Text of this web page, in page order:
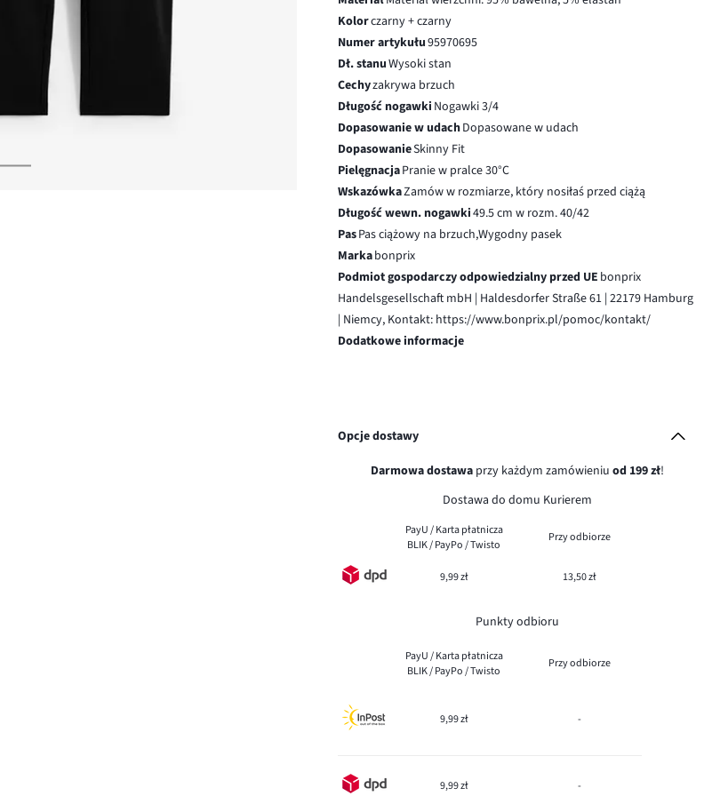
Kolorczarny + czarny
Numer artykułu95970695
Dł. stanuWysoki stan
Cechyzakrywa brzuch
Długość nogawki Nogawki 3/4
Dopasowanie w udachDopasowane w udach
DopasowanieSkinny Fit
PielęgnacjaPranie w pralce 30°C
WskazówkaZamów w rozmiarze, który nosiłaś przed ciążą
Długość wewn. nogawki49.5 cm w rozm. 40/42
PasPas ciążowy na brzuch,Wygodny pasek
Markabonprix
Podmiot gospodarczy odpowiedzialny przed UE bonprix
Handelsgesellschaft mbH | Haldesdorfer Straße 61 | 22179 Hamburg
| Niemcy, Kontakt: https://www.bonprix.pl/pomoc/kontakt/
Dodatkowe informacje
Opcje dostawy
Darmowa dostawaprzy każdym zamówieniu od 199 zł!
Dostawa do domu Kurierem
PayU / Karta płatnicza
BLIK / PayPo / Twisto
Przy odbiorze
9,99 zł 13,50 zł
Punkty odbioru
PayU / Karta płatnicza
BLIK / PayPo / Twisto
Przy odbiorze
9,99 zł -
9,99 zł -